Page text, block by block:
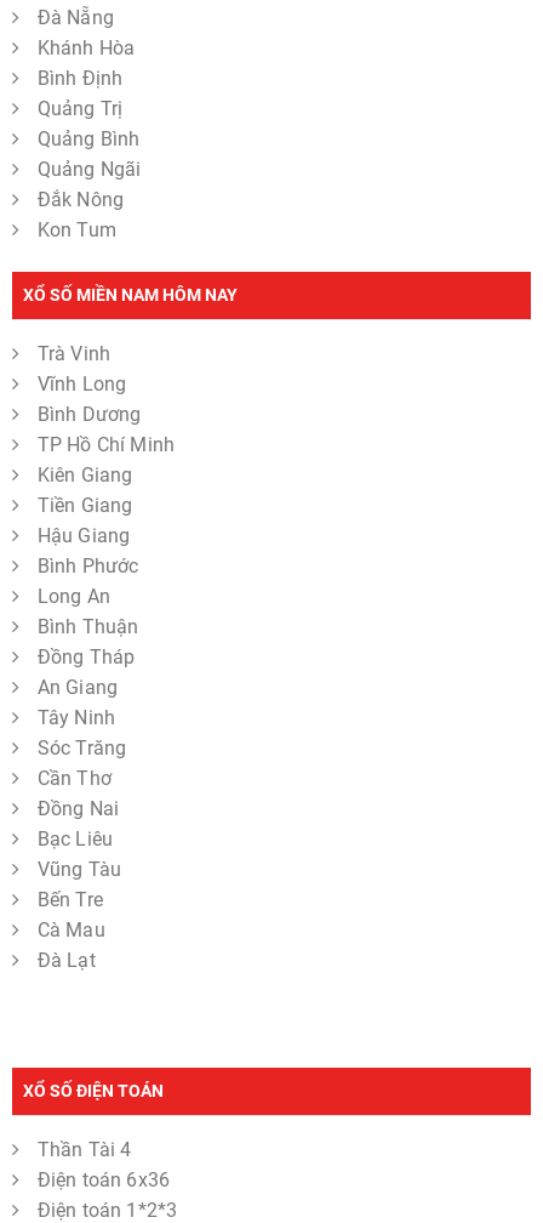
Đà Nẵng
Khánh Hòa
Bình Định
Quảng Trị
Quảng Bình
Quảng Ngãi
Đắk Nông
Kon Tum
XỔ SỐ MIỀN NAM HÔM NAY
Trà Vinh
Vĩnh Long
Bình Dương
TP Hồ Chí Minh
Kiên Giang
Tiền Giang
Hậu Giang
Bình Phước
Long An
Bình Thuận
Đồng Tháp
An Giang
Tây Ninh
Sóc Trăng
Cần Thơ
Đồng Nai
Bạc Liêu
Vũng Tàu
Bến Tre
Cà Mau
Đà Lạt
XỔ SỐ ĐIỆN TOÁN
Thần Tài 4
Điện toán 6x36
Điện toán 1*2*3